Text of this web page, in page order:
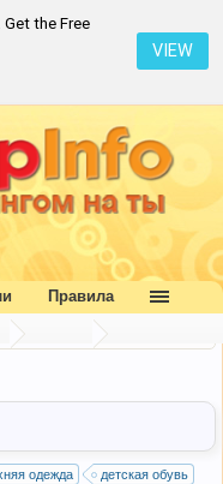
the Free
VIEW
одежда
детская обувь
Правила